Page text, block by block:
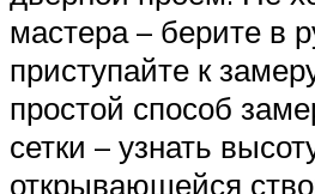
мастера – берите в
приступайте к
простой способ
сетки – узнать
открывающейся